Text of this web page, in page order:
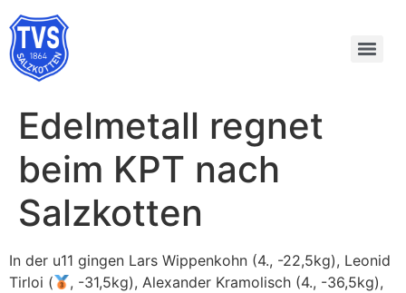
Edelmetall regnet
beim KPT nach
Salzkotten
In der u11 gingen Lars Wippenkohn (4., -22,5kg), Leonid
Tirloi (
, -31,5kg), Alexander Kramolisch (4., -36,5kg),